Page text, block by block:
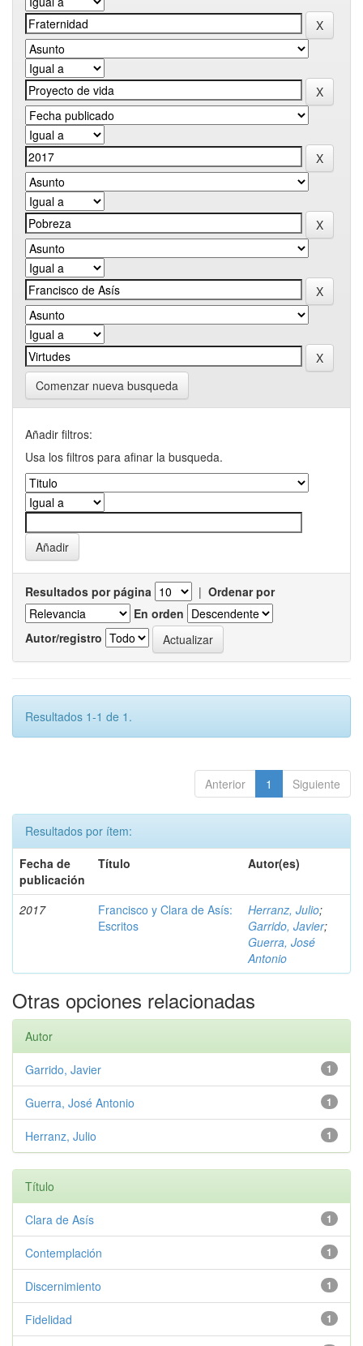
Comenzar nueva busqueda
Añadir filtros:
Usa los filtros para afinar la busqueda.
Resultados por página | Ordenar por
En orden
Autor/registro
Resultados 1-1 de 1.
Anterior 1 Siguiente
Resultados por ítem:
Fecha de
publicación
Título Autor(es)
2017
Francisco y Clara de Asís:
Escritos
Herranz, Julio;
Garrido, Javier;
Guerra, José
Antonio
Otras opciones relacionadas
Autor
1
Garrido, Javier
1
Guerra, José Antonio
1
Herranz, Julio
Título
1
Clara de Asís
1
Contemplación
1
Discernimiento
1
Fidelidad